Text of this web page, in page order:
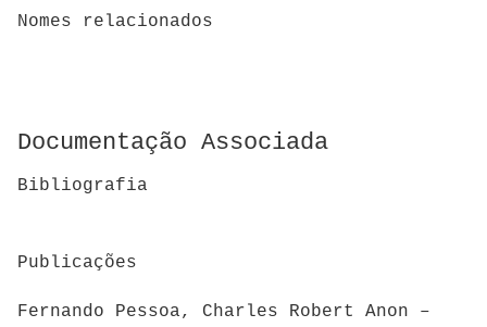
Nomes relacionados
Documentação Associada
Bibliografia
Publicações
Fernando Pessoa, Charles Robert Anon –